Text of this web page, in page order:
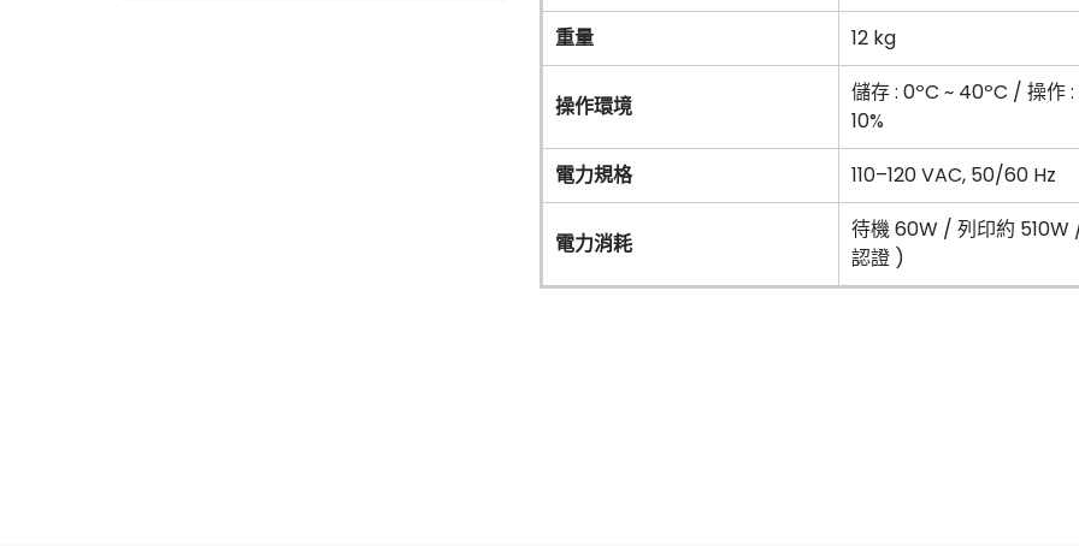
重量
12 kg
操作環境
儲存 : 0ºC ~ 40ºC / 操作
10%
電力規格
110–120 VAC, 50/60 Hz
電力消耗
待機 60W / 列印約 510W
認證 )